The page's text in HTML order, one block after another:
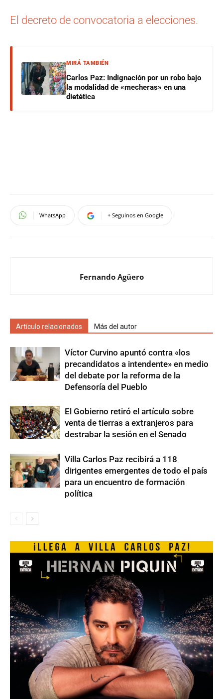
El decreto de convocatoria a elecciones.
MIRÁ TAMBIÉN
Carlos Paz: Indignación por un robo bajo
la modalidad de «mecheras» en una
dietética
WhatsApp + Seguinos en Google
Fernando Agüero
Artículo relacionados Más del autor
Víctor Curvino apuntó contra «los
precandidatos a intendente» en medio
del debate por la reforma de la
Defensoría del Pueblo
El Gobierno retiró el artículo sobre
venta de tierras a extranjeros para
destrabar la sesión en el Senado
Villa Carlos Paz recibirá a 118
dirigentes emergentes de todo el país
para un encuentro de formación
política